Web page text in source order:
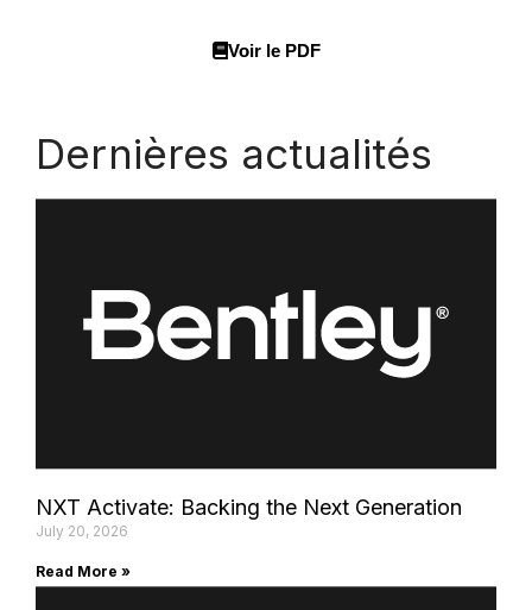
Voir le PDF
Dernières actualités
NXT Activate: Backing the Next Generation
July 20, 2026
Read More »